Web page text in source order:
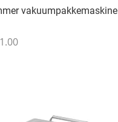
vakuumpakkemaskine